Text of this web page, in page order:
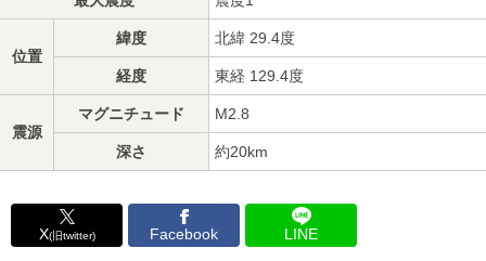
位置
緯度 北緯 29.4度
経度 東経 129.4度
震源
マグニチュード M2.8
深さ 約20km
X(旧twitter) Facebook LINE